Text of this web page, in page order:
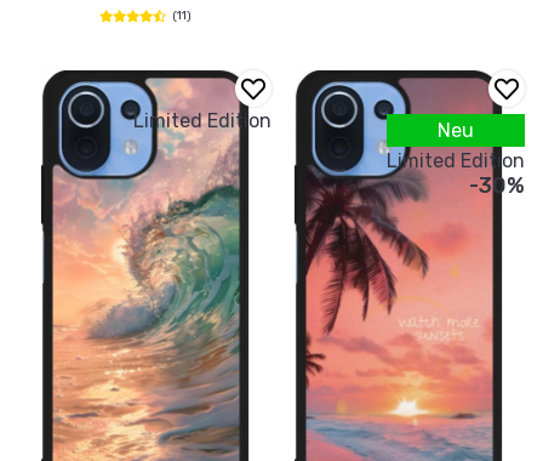
(11)
Limited Edition
Neu
Limited Edition
-30%